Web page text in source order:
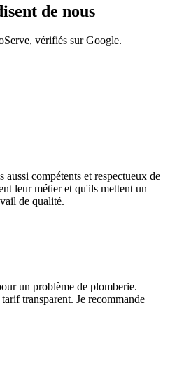
de nous
vérifiés sur Google.
aussi compétents et respectueux de
leur métier et qu'ils mettent un
de qualité.
un problème de plomberie.
transparent. Je recommande